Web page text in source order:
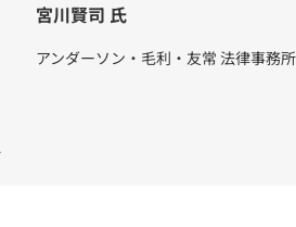
宮川賢司 氏
アンダーソン・毛利・友常 法律事